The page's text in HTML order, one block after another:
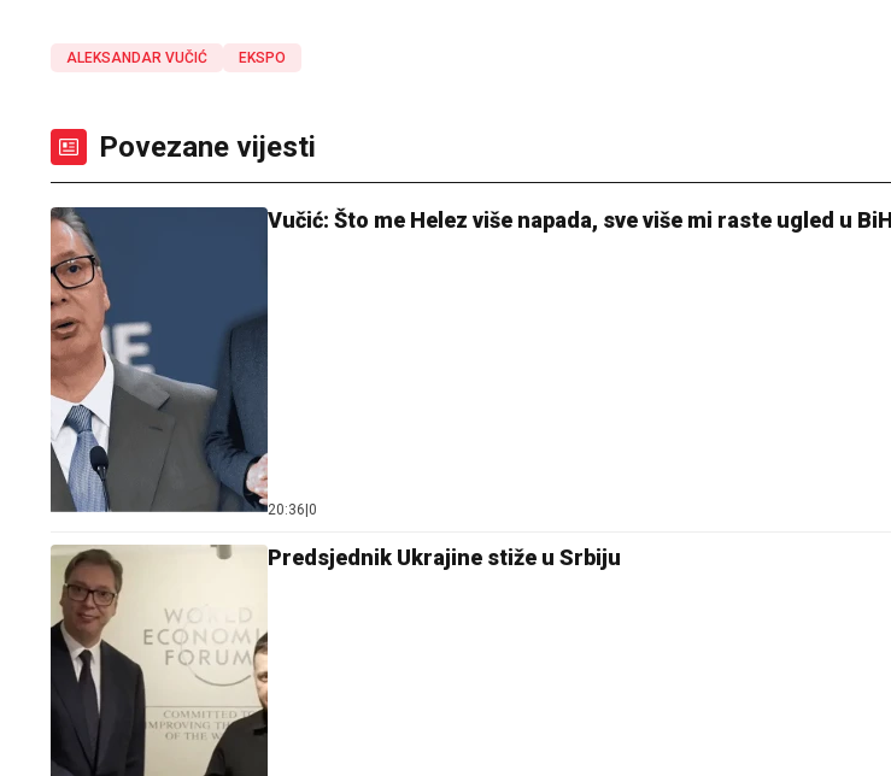
ALEKSANDAR VUČIĆ EKSPO
Povezane vijesti
Vučić: Što me Helez više napada, sve više mi raste ugled u BiH
20:36 0
Predsjednik Ukrajine stiže u Srbiju